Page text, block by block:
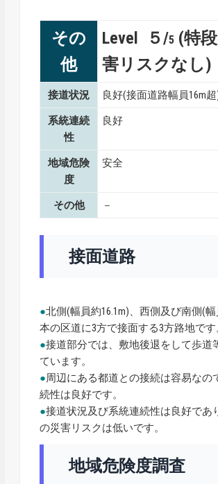
その
他
Level ５/5 (特
害リスクなし)
接道状況 良好(接面道路幅員16m超
系統連続
性
良好
地域危険
度
安全
その他 －
接面道路
●北側(幅員約16.1m)、西側及び南側(
本の区道に3方で接面する3方路地です
●接道部分では、敷地後退をして歩道
ています。
●周辺にある都道との接続は容易なの
続性は良好です。
●接道状況及び系統連続性は良好であ
の災害リスクは低いです。
地域危険度調査